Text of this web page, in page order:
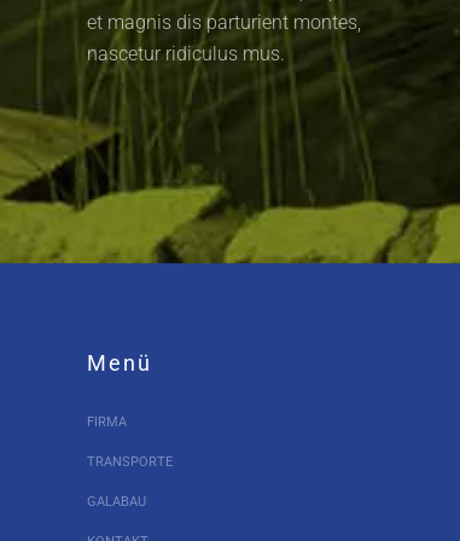
et magnis dis parturient montes,
nascetur ridiculus mus.
Menü
FIRMA
TRANSPORTE
GALABAU